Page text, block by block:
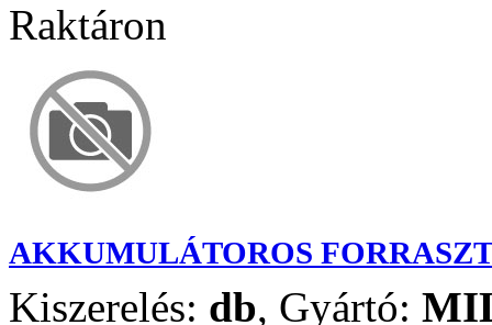
Raktáron
AKKUMULÁTOROS
Kiszerelés: db, Gyártó: